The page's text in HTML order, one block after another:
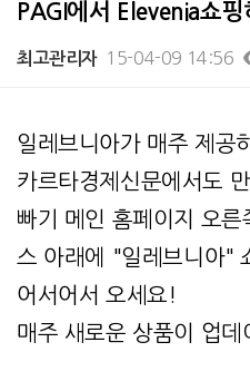
PAGI에서 Elevenia쇼핑
최고관리자 15-04-09 14:56
일레브니아가 매주 제공
카르타경제신문에서도
빠기 메인 홈페이지 오
스 아래에 "일레브니아"
어서어서 오세요!
매주 새로운 상품이 업데